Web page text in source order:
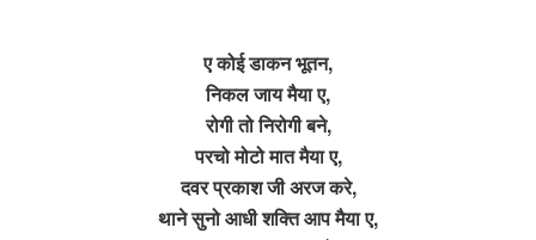
ए कोई डाकन भूतन,
निकल जाय मैया ए,
रोगी तो निरोगी बने,
परचो मोटो मात मैया ए,
दवर प्रकाश जी अरज करे,
थाने सुनो आधी शक्ति आप मैया ए,